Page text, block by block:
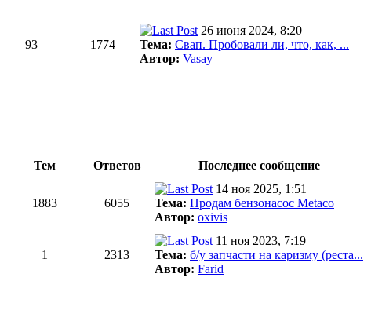
93 1774
26 июня 2024, 8:20
Тема: Свап. Пробовали ли, что, как, ...
Автор: Vasay
Тем Ответов
Последнее сообщение
1883 6055
14 ноя 2025, 1:51
Тема: Продам бензонасос Metaco
Автор: oxivis
1 2313
11 ноя 2023, 7:19
Тема: б/у запчасти на каризму (реста...
Автор: Farid